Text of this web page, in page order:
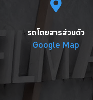
รถโดยสารส่วนตัว
Google Map